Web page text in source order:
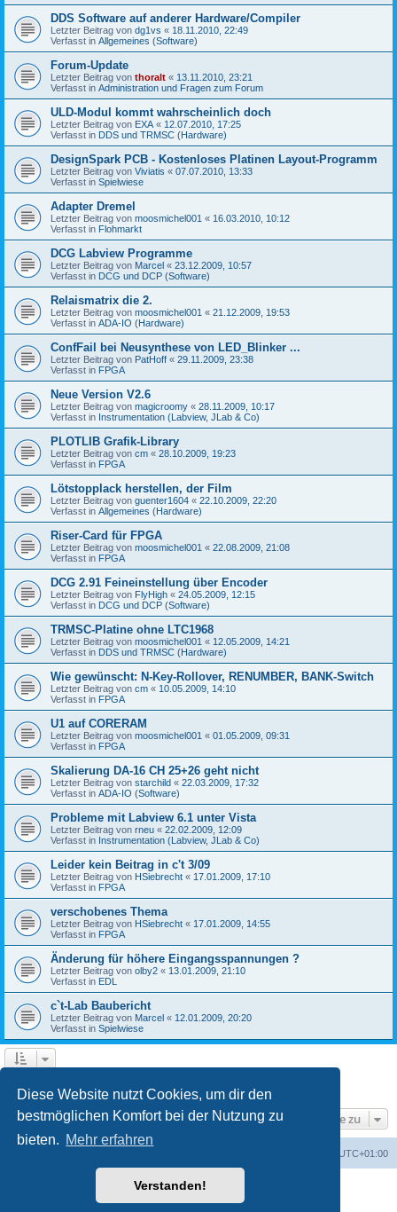
Diese Website nutzt Cookies, um dir den
bestmöglichen Komfort bei der Nutzung zu
bieten. Mehr erfahren
Verstanden!
DDS Software auf anderer Hardware/Compiler
Letzter Beitrag von dg1vs « 18.11.2010, 22:49
Verfasst in Allgemeines (Software)
Forum-Update
Letzter Beitrag von thoralt « 13.11.2010, 23:21
Verfasst in Administration und Fragen zum Forum
ULD-Modul kommt wahrscheinlich doch
Letzter Beitrag von EXA « 12.07.2010, 17:25
Verfasst in DDS und TRMSC (Hardware)
DesignSpark PCB - Kostenloses Platinen Layout-Programm
Letzter Beitrag von Viviatis « 07.07.2010, 13:33
Verfasst in Spielwiese
Adapter Dremel
Letzter Beitrag von moosmichel001 « 16.03.2010, 10:12
Verfasst in Flohmarkt
DCG Labview Programme
Letzter Beitrag von Marcel « 23.12.2009, 10:57
Verfasst in DCG und DCP (Software)
Relaismatrix die 2.
Letzter Beitrag von moosmichel001 « 21.12.2009, 19:53
Verfasst in ADA-IO (Hardware)
ConfFail bei Neusynthese von LED_Blinker ...
Letzter Beitrag von PatHoff « 29.11.2009, 23:38
Verfasst in FPGA
Neue Version V2.6
Letzter Beitrag von magicroomy « 28.11.2009, 10:17
Verfasst in Instrumentation (Labview, JLab & Co)
PLOTLIB Grafik-Library
Letzter Beitrag von cm « 28.10.2009, 19:23
Verfasst in FPGA
Lötstopplack herstellen, der Film
Letzter Beitrag von guenter1604 « 22.10.2009, 22:20
Verfasst in Allgemeines (Hardware)
Riser-Card für FPGA
Letzter Beitrag von moosmichel001 « 22.08.2009, 21:08
Verfasst in FPGA
DCG 2.91 Feineinstellung über Encoder
Letzter Beitrag von FlyHigh « 24.05.2009, 12:15
Verfasst in DCG und DCP (Software)
TRMSC-Platine ohne LTC1968
Letzter Beitrag von moosmichel001 « 12.05.2009, 14:21
Verfasst in DDS und TRMSC (Hardware)
Wie gewünscht: N-Key-Rollover, RENUMBER, BANK-Switch
Letzter Beitrag von cm « 10.05.2009, 14:10
Verfasst in FPGA
U1 auf CORERAM
Letzter Beitrag von moosmichel001 « 01.05.2009, 09:31
Verfasst in FPGA
Skalierung DA-16 CH 25+26 geht nicht
Letzter Beitrag von starchild « 22.03.2009, 17:32
Verfasst in ADA-IO (Software)
Probleme mit Labview 6.1 unter Vista
Letzter Beitrag von rneu « 22.02.2009, 12:09
Verfasst in Instrumentation (Labview, JLab & Co)
Leider kein Beitrag in c't 3/09
Letzter Beitrag von HSiebrecht « 17.01.2009, 17:10
Verfasst in FPGA
verschobenes Thema
Letzter Beitrag von HSiebrecht « 17.01.2009, 14:55
Verfasst in FPGA
Änderung für höhere Eingangsspannungen ?
Letzter Beitrag von olby2 « 13.01.2009, 21:10
Verfasst in EDL
c`t-Lab Baubericht
Letzter Beitrag von Marcel « 12.01.2009, 20:20
Verfasst in Spielwiese
Gehe zu
UTC+01:00
Powered byphpBB® Forum Software © phpBB Limited
phpBB.de